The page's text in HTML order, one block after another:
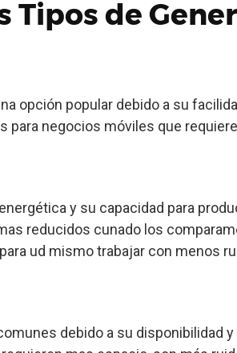
Tipos de
opción popular debido a su
para negocios móviles que
y su capacidad para
reducidos cunado los
ud mismo trabajar con menos
debido a su disponibilidad